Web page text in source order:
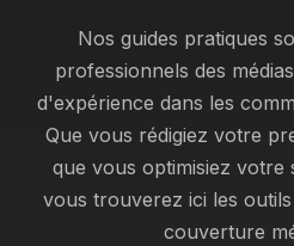
Nos guides pratiques
professionnels des
d'expérience dans les
Que vous rédigiez votre
que vous optimisiez votre
vous trouverez ici les
couverture